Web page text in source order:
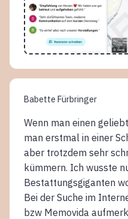
Babette Fürbringer
Wenn man einen
man erstmal in einer
aber trotzdem sehr
kümmern. Ich wusste
Bestattungsgiganten
Bei der Suche im
bzw Memovida